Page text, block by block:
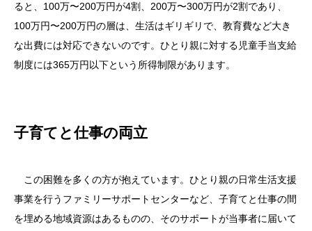
ると、100万〜200万円が4割、200万〜300万円が2割であり、
100万円〜200万円の層は、生活はギリギリで、教育費など大き
な出費には対応できないのです。ひとり親に対する児童手当支給
制度には365万円以下という所得制限があります。
子育てと仕事の両立
この困難を多くの方が抱えています。ひとり親の日常生活支援
事業を行うファミリーサポートセンターなど、子育てと仕事の間
を埋める地域資源はあるものの、そのサポートが当事者に届いて